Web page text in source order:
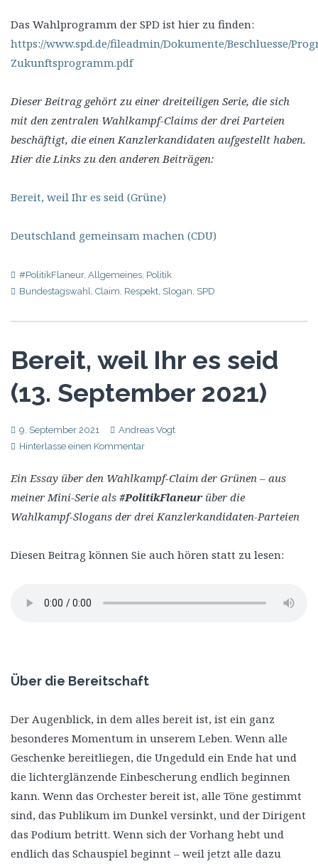
Das Wahlprogramm der SPD ist hier zu finden:
https://www.spd.de/fileadmin/Dokumente/Beschluesse/
Zukunftsprogramm.pdf
Dieser Beitrag gehört zu einer dreiteiligen Serie, die sich
mit den zentralen Wahlkampf-Claims der drei Parteien
beschäftigt, die einen Kanzlerkandidaten aufgestellt haben.
Hier die Links zu den anderen Beiträgen:
Bereit, weil Ihr es seid (Grüne)
Deutschland gemeinsam machen (CDU)
#PolitikFlaneur, Allgemeines, Politik
Bundestagswahl, Claim, Respekt, Slogan, SPD
Bereit, weil Ihr es seid
(13. September 2021)
9. September 2021
Andreas Vogt
Hinterlasse einen Kommentar
Ein Essay über den Wahlkampf-Claim der Grünen – aus
meiner Mini-Serie als #PolitikFlaneurüber die
Wahlkampf-Slogans der drei Kanzlerkandidaten-Parteien
Diesen Beitrag können Sie auch hören statt zu lesen:
Über die Bereitschaft
Der Augenblick, in dem alles bereit ist, ist ein ganz
besonderes Momentum in unserem Leben. Wenn alle
Geschenke bereitliegen, die Ungeduld ein Ende hat und
die lichterglänzende Einbescherung endlich beginnen
kann. Wenn das Orchester bereit ist, alle Töne gestimmt
sind, das Publikum im Dunkel versinkt, und der Dirigent
das Podium betritt. Wenn sich der Vorhang hebt und
endlich das Schauspiel beginnt – weil jetzt alle dazu